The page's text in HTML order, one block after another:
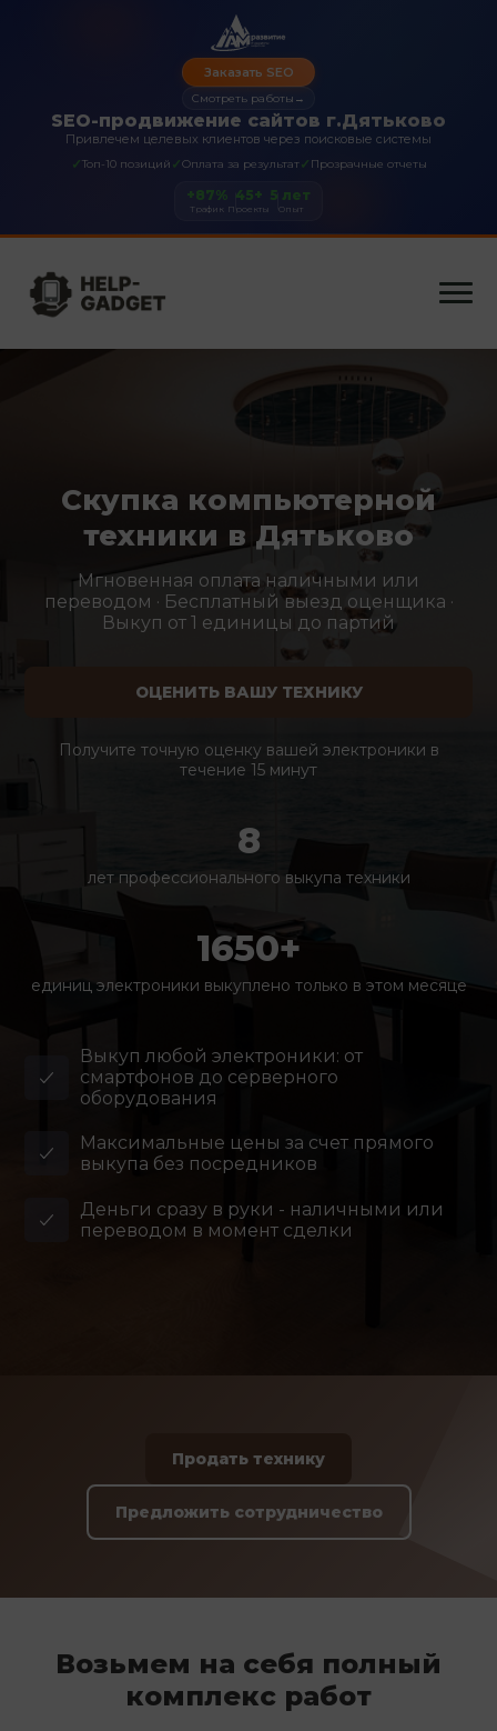
SEO-продвижение сайтов г.Дятьково
Привлечем целевых клиентов через поисковые системы
✓Топ-10 позиций ✓Оплата за результат✓ Прозрачные отчеты
Заказать SEO
Смотреть работы →
+87%
Трафик
45+
Проекты
5 лет
Опыт
Скупка компьютерной
техники в Дятьково
Мгновенная оплата наличными или
переводом · Бесплатный выезд оценщика ·
Выкуп от 1 единицы до партий
ОЦЕНИТЬ ВАШУ ТЕХНИКУ
Получите точную оценку вашей электроники в
течение 15 минут
8
лет профессионального выкупа техники
1650+
единиц электроники выкуплено только в этом месяце
Выкуп любой электроники: от
смартфонов до серверного
оборудования
Максимальные цены за счет прямого
выкупа без посредников
Деньги сразу в руки - наличными или
переводом в момент сделки
Продать технику
Предложить сотрудничество
Возьмем на себя полный
комплекс работ